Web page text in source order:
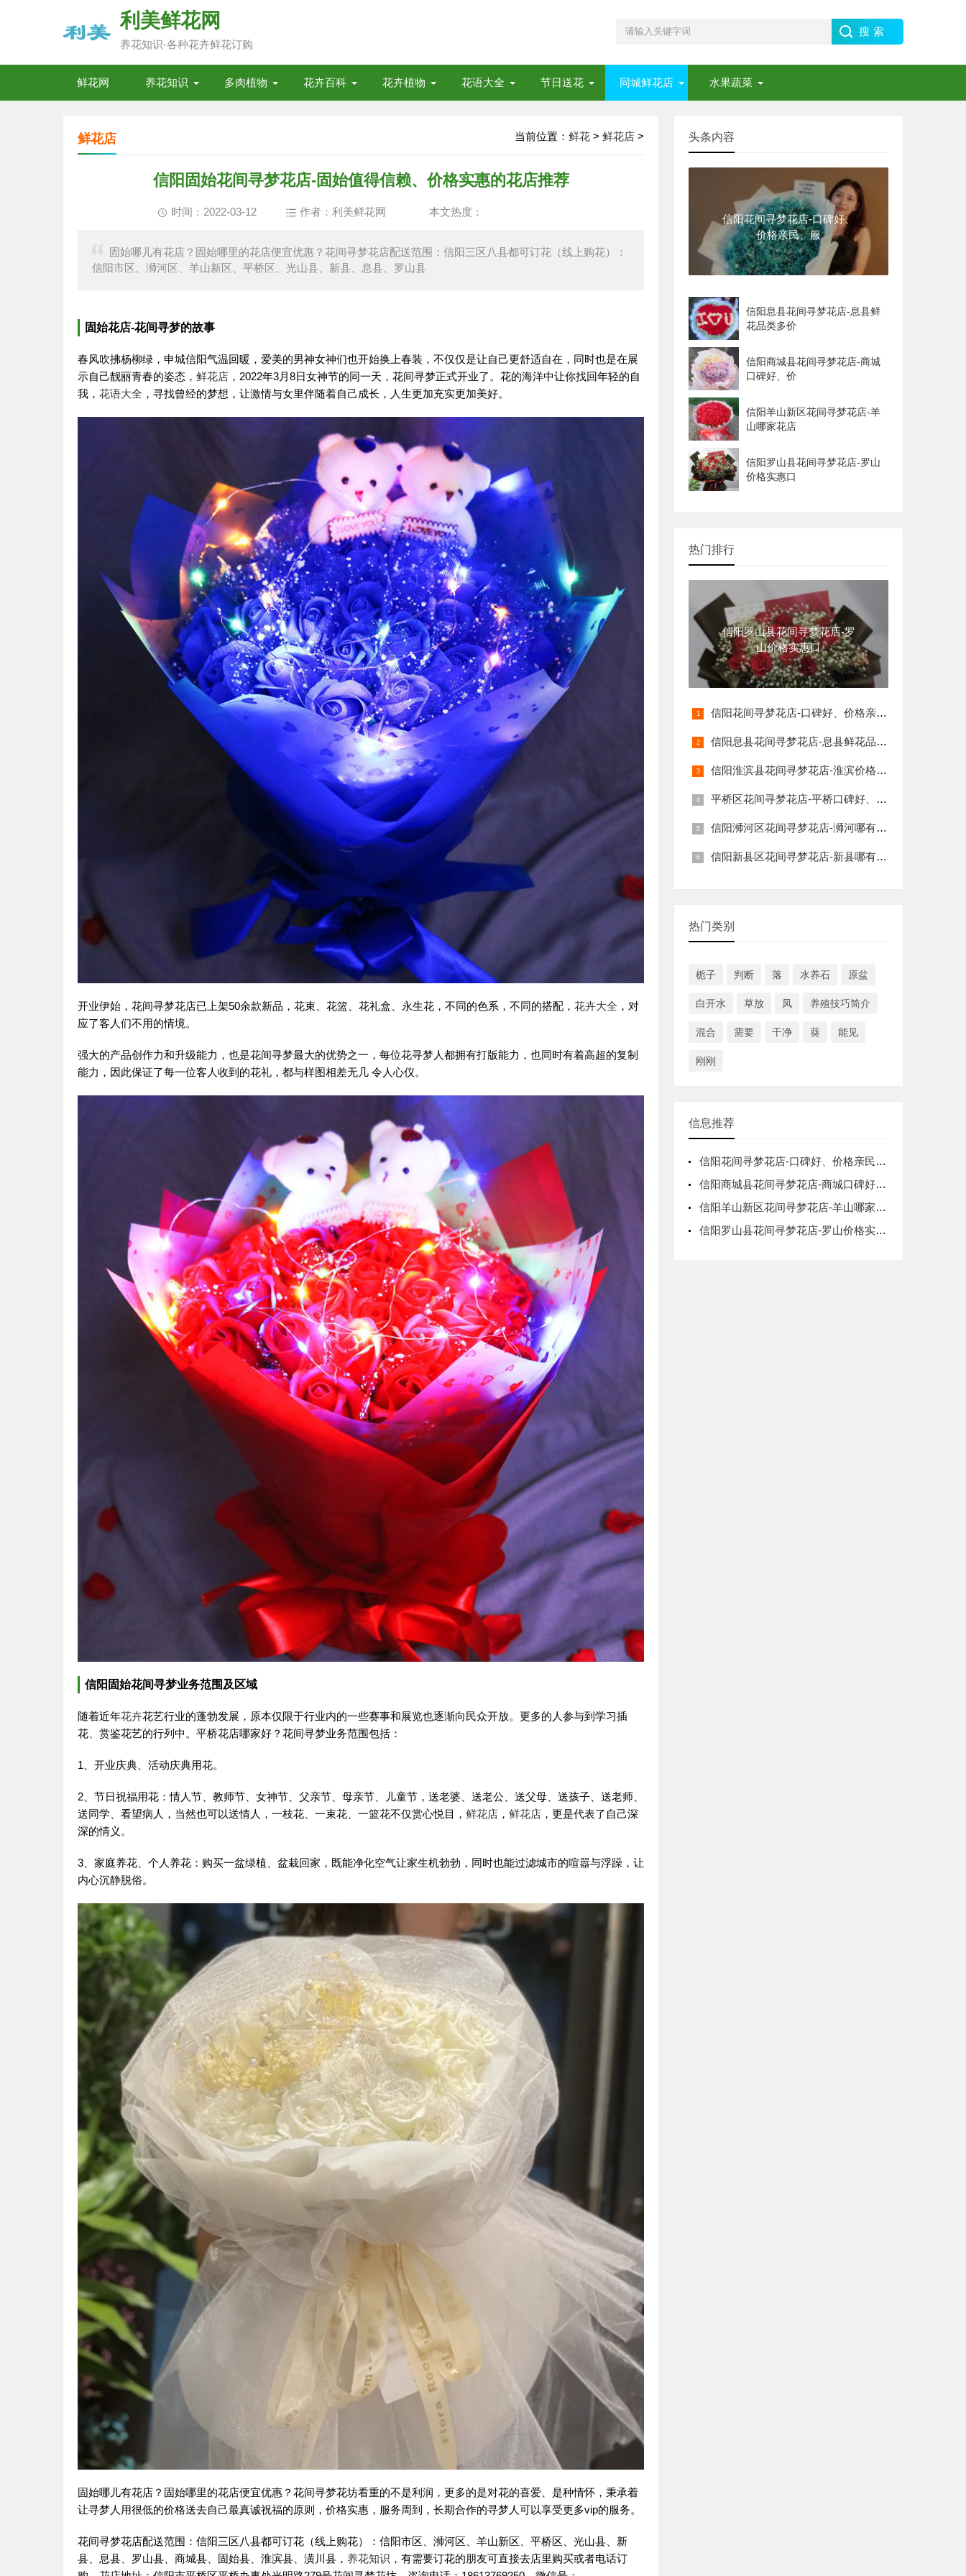
利美鲜花网
养花知识-各种花卉鲜花订购
鲜花网 养花知识 多肉植物 花卉百科 花卉植物 花语大全 节日送花 同城鲜花店 水果蔬菜
当前位置： 鲜花 > 鲜花店 >
鲜花店
信阳固始花间寻梦花店-固始值得信赖、价格实惠的花店推荐
时间：2022-03-12 作者：利美鲜花网 本文热度：
固始哪儿有花店？固始哪里的花店便宜优惠？花间寻梦花店配送范围：信阳三区八县都可订花（线上购花）：
信阳市区、浉河区、羊山新区、平桥区、光山县、新县、息县、罗山县
固始花店-花间寻梦的故事
春风吹拂杨柳绿，申城信阳气温回暖，爱美的男神女神们也开始换上春装，不仅仅是让自己更舒适自在，同时也是在展
示自己靓丽青春的姿态， 鲜花店 ，2022年3月8日女神节的同一天，花间寻梦正式开业了。花的海洋中让你找回年轻的自
我， 花语大全 ，寻找曾经的梦想，让激情与女里伴随着自己成长，人生更加充实更加美好。
开业伊始，花间寻梦花店已上架50余款新品，花束、花篮、花礼盒、永生花，不同的色系，不同的搭配， 花卉大全 ，对
应了客人们不用的情境。
强大的产品创作力和升级能力，也是花间寻梦最大的优势之一，每位花寻梦人都拥有打版能力，也同时有着高超的复制
能力，因此保证了每一位客人收到的花礼，都与样图相差无几 令人心仪。
信阳固始花间寻梦业务范围及区域
随着近年花卉花艺行业的蓬勃发展，原本仅限于行业内的一些赛事和展览也逐渐向民众开放。更多的人参与到学习插
花、赏鉴花艺的行列中。平桥花店哪家好？花间寻梦业务范围包括：
1、开业庆典、活动庆典用花。
2、节日祝福用花：情人节、教师节、女神节、父亲节、母亲节、儿童节，送老婆、送老公、送父母、送孩子、送老师、
送同学、看望病人，当然也可以送情人，一枝花、一束花、一篮花不仅赏心悦目， 鲜花店 ， 鲜花店 ，更是代表了自己深
深的情义。
3、家庭养花、个人养花：购买一盆绿植、盆栽回家，既能净化空气让家生机勃勃，同时也能过滤城市的喧嚣与浮躁，让
内心沉静脱俗。
固始哪儿有花店？固始哪里的花店便宜优惠？花间寻梦花坊看重的不是利润，更多的是对花的喜爱、是种情怀，秉承着
让寻梦人用很低的价格送去自己最真诚祝福的原则，价格实惠，服务周到，长期合作的寻梦人可以享受更多vip的服务。
花间寻梦花店配送范围：信阳三区八县都可订花（线上购花）：信阳市区、浉河区、羊山新区、平桥区、光山县、新
县、息县、罗山县、商城县、固始县、淮滨县、潢川县， 养花知识 ，有需要订花的朋友可直接去店里购买或者电话订
头条内容
信阳花间寻梦花店-口碑好、
价格亲民、服
信阳息县花间寻梦花店-息县鲜
花品类多价
信阳商城县花间寻梦花店-商城
口碑好、价
信阳羊山新区花间寻梦花店-羊
山哪家花店
信阳罗山县花间寻梦花店-罗山
价格实惠口
热门排行
信阳罗山县花间寻梦花店-罗
山价格实惠口
信阳花间寻梦花店-口碑好、价格亲民、服
信阳息县花间寻梦花店-息县鲜花品类多价
信阳淮滨县花间寻梦花店-淮滨价格实惠诚
平桥区花间寻梦花店-平桥口碑好、价格实
信阳浉河区花间寻梦花店-浉河哪有口碑好
信阳新县区花间寻梦花店-新县哪有花店价
热门类别
栀子 判断 落 水养石 原盆
白开水 草放 凤 养殖技巧简介
混合 需要 干净 葵 能见
刚刚
信息推荐
信阳花间寻梦花店-口碑好、价格亲民、服
信阳商城县花间寻梦花店-商城口碑好、价
信阳羊山新区花间寻梦花店-羊山哪家花店
信阳罗山县花间寻梦花店-罗山价格实惠口